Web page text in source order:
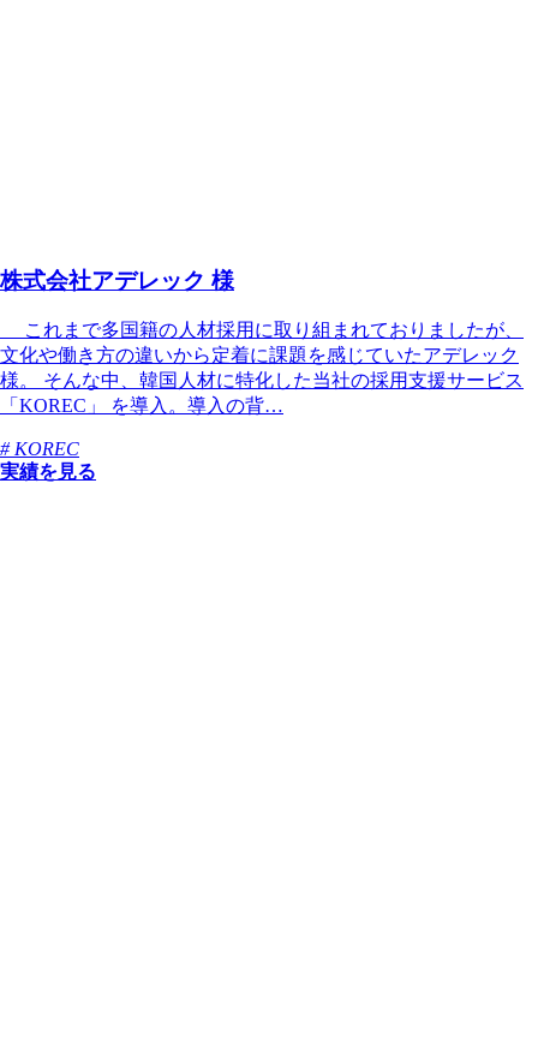
株式会社アデレック 様
これまで多国籍の人材採用に取り組まれておりましたが、
文化や働き方の違いから定着に課題を感じていたアデレック
様。 そんな中、韓国人材に特化した当社の採用支援サービス
「KOREC」 を導入。導入の背…
# KOREC
実績を見る